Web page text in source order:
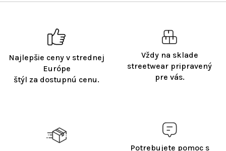
Najlepšie ceny v strednej
Európe
štýl za dostupnú cenu.
Vždy na sklade
streetwear pripravený
pre vás.
Potrebujete pomoc s